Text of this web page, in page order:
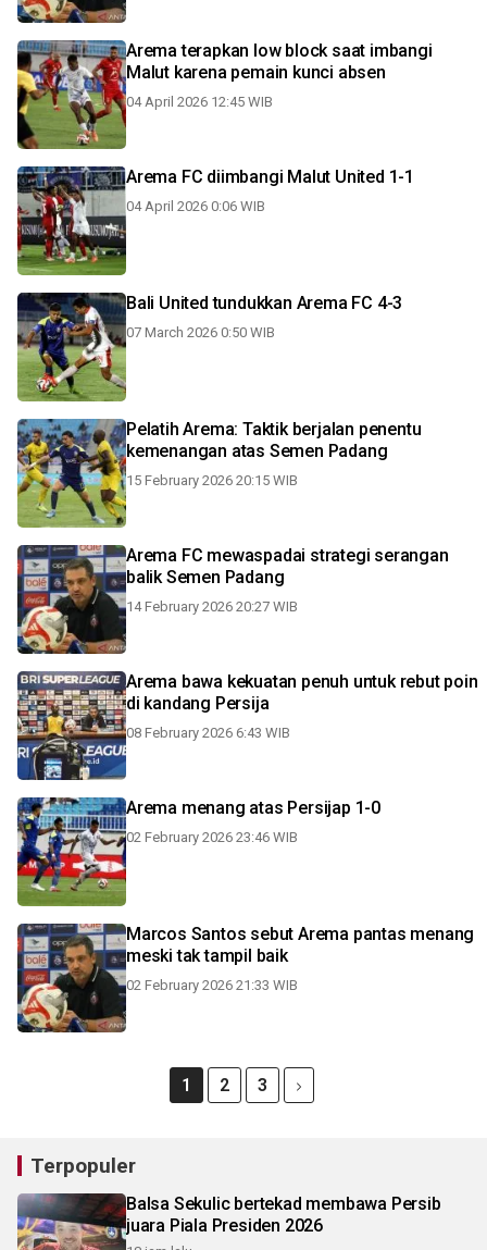
Arema terapkan low block saat imbangi
Malut karena pemain kunci absen
04 April 2026 12:45 WIB
Arema FC diimbangi Malut United 1-1
04 April 2026 0:06 WIB
Bali United tundukkan Arema FC 4-3
07 March 2026 0:50 WIB
Pelatih Arema: Taktik berjalan penentu
kemenangan atas Semen Padang
15 February 2026 20:15 WIB
Arema FC mewaspadai strategi serangan
balik Semen Padang
14 February 2026 20:27 WIB
Arema bawa kekuatan penuh untuk rebut poin
di kandang Persija
08 February 2026 6:43 WIB
Arema menang atas Persijap 1-0
02 February 2026 23:46 WIB
Marcos Santos sebut Arema pantas menang
meski tak tampil baik
02 February 2026 21:33 WIB
1 2 3
Terpopuler
Balsa Sekulic bertekad membawa Persib
juara Piala Presiden 2026